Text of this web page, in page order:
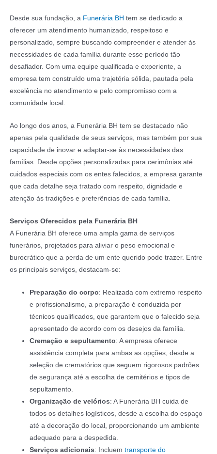
Desde sua fundação, a Funerária BH tem se dedicado a
oferecer um atendimento humanizado, respeitoso e
personalizado, sempre buscando compreender e atender às
necessidades de cada família durante esse período tão
desafiador. Com uma equipe qualificada e experiente, a
empresa tem construído uma trajetória sólida, pautada pela
excelência no atendimento e pelo compromisso com a
comunidade local.
Ao longo dos anos, a Funerária BH tem se destacado não
apenas pela qualidade de seus serviços, mas também por sua
capacidade de inovar e adaptar-se às necessidades das
famílias. Desde opções personalizadas para cerimônias até
cuidados especiais com os entes falecidos, a empresa garante
que cada detalhe seja tratado com respeito, dignidade e
atenção às tradições e preferências de cada família.
Serviços Oferecidos pela Funerária BH
A Funerária BH oferece uma ampla gama de serviços
funerários, projetados para aliviar o peso emocional e
burocrático que a perda de um ente querido pode trazer. Entre
os principais serviços, destacam-se:
Preparação do corpo: Realizada com extremo respeito
e profissionalismo, a preparação é conduzida por
técnicos qualificados, que garantem que o falecido seja
apresentado de acordo com os desejos da família.
Cremação e sepultamento: A empresa oferece
assistência completa para ambas as opções, desde a
seleção de crematórios que seguem rigorosos padrões
de segurança até a escolha de cemitérios e tipos de
sepultamento.
Organização de velórios: A Funerária BH cuida de
todos os detalhes logísticos, desde a escolha do espaço
até a decoração do local, proporcionando um ambiente
adequado para a despedida.
Serviços adicionais: Incluemtransporte do